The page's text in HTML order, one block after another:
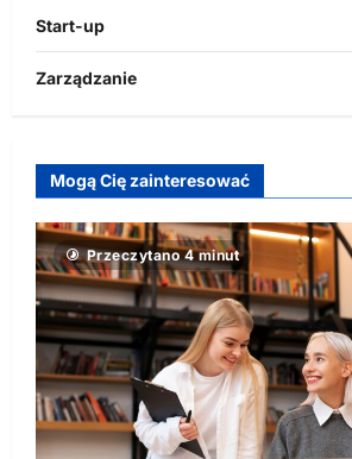
Start-up
Zarządzanie
Mogą Cię zainteresować
Przeczytano 4 minut